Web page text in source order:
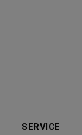
SERVICE